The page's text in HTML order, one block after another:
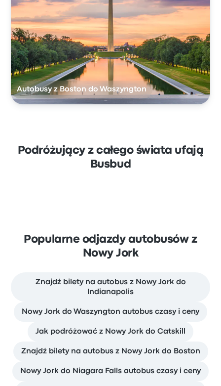
Autobusy z Boston do Waszyngton
Podróżujący z całego świata ufają
Busbud
Popularne odjazdy autobusów z
Nowy Jork
Znajdź bilety na autobus z Nowy Jork do
Indianapolis
Nowy Jork do Waszyngton autobus czasy i ceny
Jak podróżować z Nowy Jork do Catskill
Znajdź bilety na autobus z Nowy Jork do Boston
Nowy Jork do Niagara Falls autobus czasy i ceny